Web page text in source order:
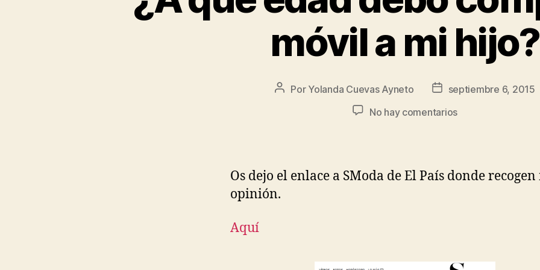
móvil a mi hijo?
Por Yolanda Cuevas Ayneto
septiembre 6, 2015
No hay comentarios
Os dejo el enlace a SModa de El País donde
opinión.
Aquí